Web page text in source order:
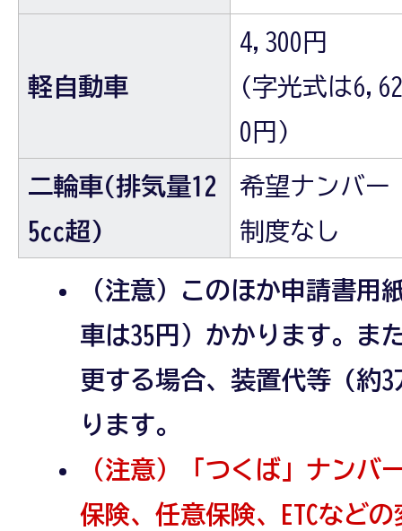
軽自動車
4,300円
(字光式は6,62
0円)
二輪車(排気量12
5cc超)
希望ナンバー
制度なし
（注意）このほか申請書用
車は35円）かかります。ま
更する場合、装置代等 (約3
ります。
（注意）「つくば」ナンバ
保険、任意保険、ETCなど